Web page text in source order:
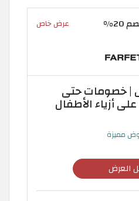
عرض خاص
| خصومات حتى
مميزة
العرض